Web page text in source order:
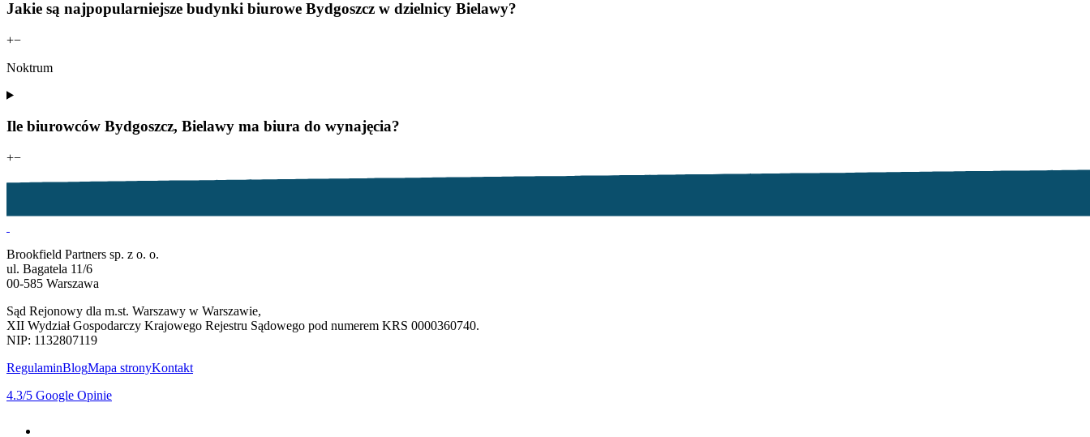
Jakie są najpopularniejsze budynki biurowe Bydgoszcz w dzielnicy Bielawy?
+−
Noktrum
Ile biurowców Bydgoszcz, Bielawy ma biura do wynajęcia?
+−
Brookfield Partners sp. z o. o.
ul. Bagatela 11/6
00-585 Warszawa
Sąd Rejonowy dla m.st. Warszawy w Warszawie,
XII Wydział Gospodarczy Krajowego Rejestru Sądowego pod numerem KRS 0000360740.
NIP: 1132807119
RegulaminBlogMapa stronyKontakt
4.3/5 Google Opinie